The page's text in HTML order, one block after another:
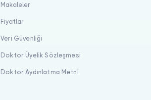
Makaleler
Fiyatlar
Veri Güvenliği
Doktor Üyelik Sözleşmesi
Doktor Aydınlatma Metni